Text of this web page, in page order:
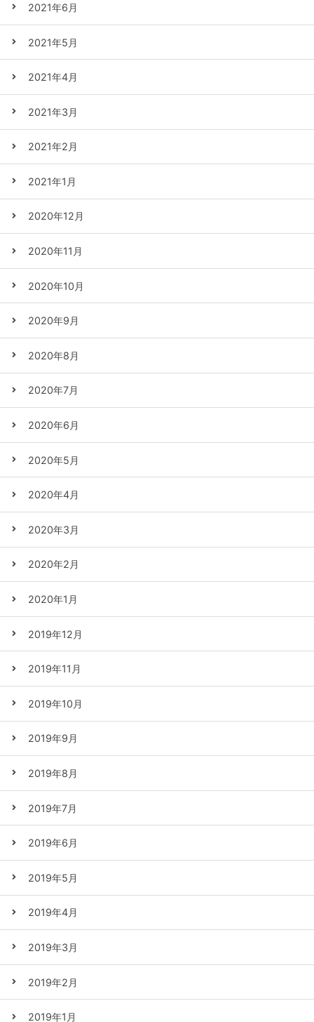
2021年6月
2021年5月
2021年4月
2021年3月
2021年2月
2021年1月
2020年12月
2020年11月
2020年10月
2020年9月
2020年8月
2020年7月
2020年6月
2020年5月
2020年4月
2020年3月
2020年2月
2020年1月
2019年12月
2019年11月
2019年10月
2019年9月
2019年8月
2019年7月
2019年6月
2019年5月
2019年4月
2019年3月
2019年2月
2019年1月